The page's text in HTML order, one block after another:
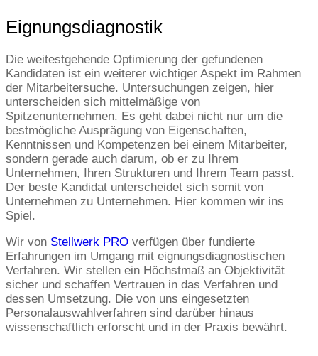
Eignungsdiagnostik
Die weitestgehende Optimierung der gefundenen
Kandidaten ist ein weiterer wichtiger Aspekt im Rahmen
der Mitarbeitersuche. Untersuchungen zeigen, hier
unterscheiden sich mittelmäßige von
Spitzenunternehmen. Es geht dabei nicht nur um die
bestmögliche Ausprägung von Eigenschaften,
Kenntnissen und Kompetenzen bei einem Mitarbeiter,
sondern gerade auch darum, ob er zu Ihrem
Unternehmen, Ihren Strukturen und Ihrem Team passt.
Der beste Kandidat unterscheidet sich somit von
Unternehmen zu Unternehmen. Hier kommen wir ins
Spiel.
Wir von Stellwerk PRO verfügen über fundierte
Erfahrungen im Umgang mit eignungsdiagnostischen
Verfahren. Wir stellen ein Höchstmaß an Objektivität
sicher und schaffen Vertrauen in das Verfahren und
dessen Umsetzung. Die von uns eingesetzten
Personalauswahlverfahren sind darüber hinaus
wissenschaftlich erforscht und in der Praxis bewährt.